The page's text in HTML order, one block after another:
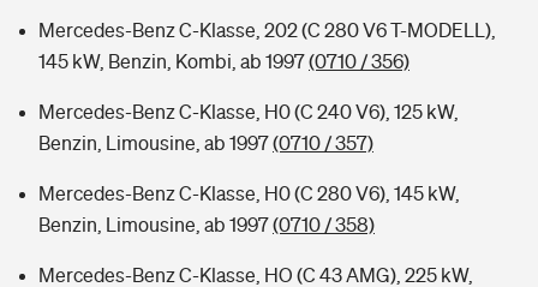
Mercedes-Benz C-Klasse, 202 (C 280 V6 T-MODELL),
145 kW, Benzin, Kombi, ab 1997(0710 / 356)
Mercedes-Benz C-Klasse, H0 (C 240 V6), 125 kW,
Benzin, Limousine, ab 1997(0710 / 357)
Mercedes-Benz C-Klasse, H0 (C 280 V6), 145 kW,
Benzin, Limousine, ab 1997(0710 / 358)
Mercedes-Benz C-Klasse, HO (C 43 AMG), 225 kW,